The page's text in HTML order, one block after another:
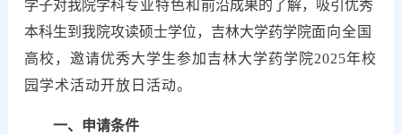
学子对我院学科专业特色和前沿成果的了解，吸引优秀
本科生到我院攻读硕士学位，吉林大学药学院面向全国
高校，邀请优秀大学生参加吉林大学药学院2025年校
园学术活动开放日 活动。
一、 申请条件